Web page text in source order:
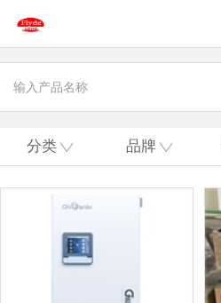
分类 品牌